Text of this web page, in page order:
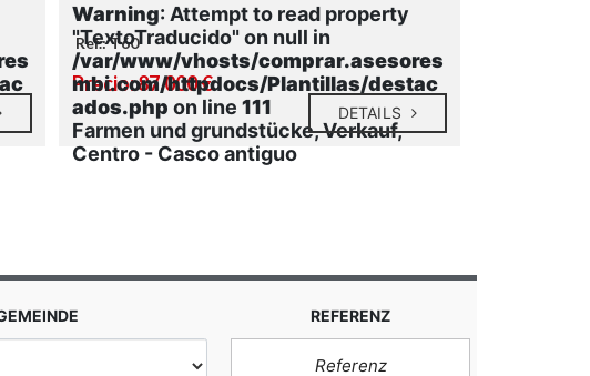
Warning: Attempt to read property
"TextoTraducido" on null in
/var/www/vhosts/comprar.asesores
mbi.com/httpdocs/Plantillas/destac
ados.php on line 111
Farmen und grundstücke, Verkauf,
Centro - Casco antiguo
Ref.: T60
Precio: 87.000 €
DETAILS
REFERENZ